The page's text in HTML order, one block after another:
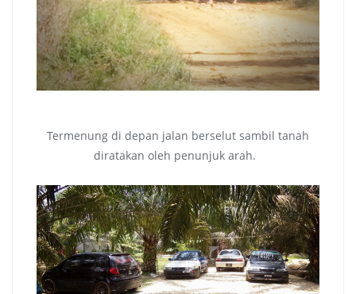
Termenung di depan jalan berselut sambil tanah
diratakan oleh penunjuk arah.